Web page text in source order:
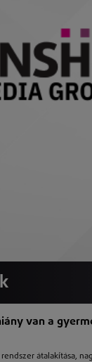
van a
átalakítása,